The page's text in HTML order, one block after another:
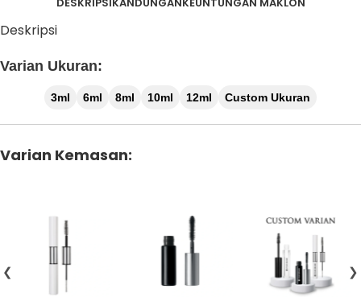
Deskripsi
Varian Ukuran:
3ml 6ml 8ml 10ml 12ml Custom Ukuran
Varian Kemasan:
❮ ❯